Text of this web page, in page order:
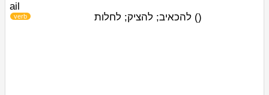
ail
(
verb ) להכאיב; להציק; לחלות